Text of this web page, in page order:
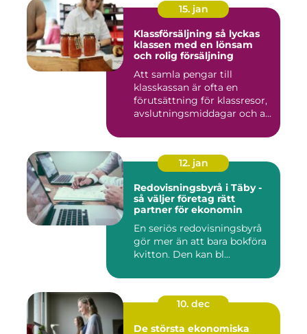
15. jan
Klassförsäljning så lyckas
klassen med en lönsam
och rolig försäljning
Att samla pengar till
klasskassan är ofta en
förutsättning för klassresor,
avslutningsmiddagar och a...
12. jan
Redovisningsbyrå i Täby -
så väljer företag rätt
partner för ekonomin
En seriös redovisningsbyrå
gör mer än att bara bokföra
kvitton. Den kan bl...
10. dec
De största ekonomiska